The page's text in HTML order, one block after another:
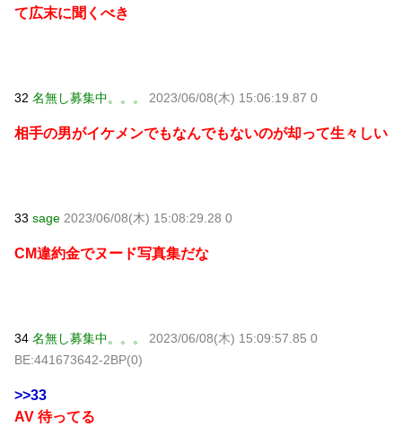
て広末に聞くべき
32 名無し募集中。。。 2023/06/08(木) 15:06:19.87 0
相手の男がイケメンでもなんでもないのが却って生々しい
33 sage 2023/06/08(木) 15:08:29.28 0
CM違約金でヌード写真集だな
34 名無し募集中。。。
2023/06/08(木) 15:09:57.85 0
BE:441673642-2BP(0)
>>33
AV 待ってる